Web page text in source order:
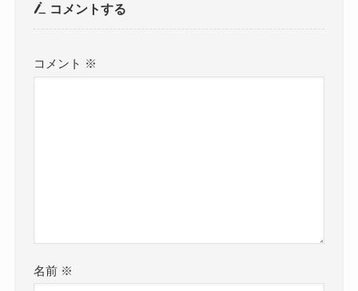
コメントする
コメント ※
名前 ※